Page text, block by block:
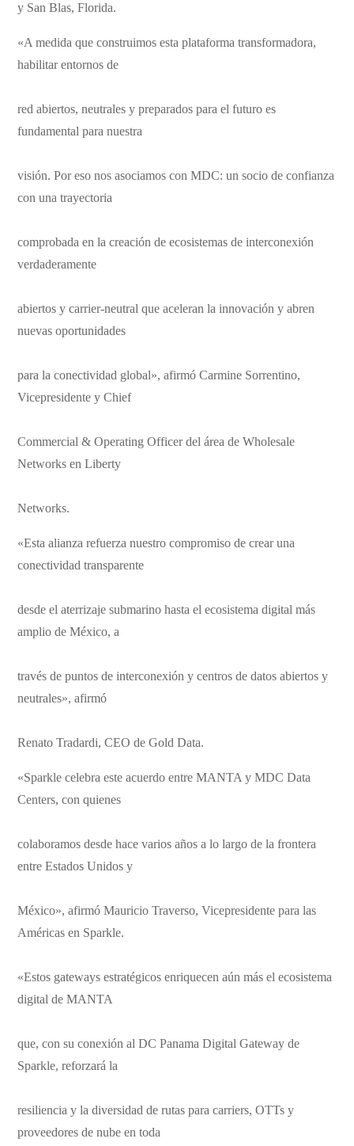
y San Blas, Florida.
«A medida que construimos esta plataforma transformadora,
habilitar entornos de
red abiertos, neutrales y preparados para el futuro es
fundamental para nuestra
visión. Por eso nos asociamos con MDC: un socio de confianza
con una trayectoria
comprobada en la creación de ecosistemas de interconexión
verdaderamente
abiertos y carrier-neutral que aceleran la innovación y abren
nuevas oportunidades
para la conectividad global», afirmó Carmine Sorrentino,
Vicepresidente y Chief
Commercial & Operating Officer del área de Wholesale
Networks en Liberty
Networks.
«Esta alianza refuerza nuestro compromiso de crear una
conectividad transparente
desde el aterrizaje submarino hasta el ecosistema digital más
amplio de México, a
través de puntos de interconexión y centros de datos abiertos y
neutrales», afirmó
Renato Tradardi, CEO de Gold Data.
«Sparkle celebra este acuerdo entre MANTA y MDC Data
Centers, con quienes
colaboramos desde hace varios años a lo largo de la frontera
entre Estados Unidos y
México», afirmó Mauricio Traverso, Vicepresidente para las
Américas en Sparkle.
«Estos gateways estratégicos enriquecen aún más el ecosistema
digital de MANTA
que, con su conexión al DC Panama Digital Gateway de
Sparkle, reforzará la
resiliencia y la diversidad de rutas para carriers, OTTs y
proveedores de nube en toda